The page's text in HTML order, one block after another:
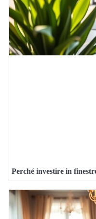
Perché investire in